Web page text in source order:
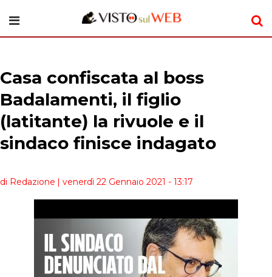
Casa confiscata al boss
Badalamenti, il figlio
(latitante) la rivuole e il
sindaco finisce indagato
di Redazione | venerdì 22 Gennaio 2021 - 13:17